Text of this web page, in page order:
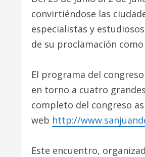
convirtiéndose las
especialistas y
de su proclamación
El programa del
en torno a cuatro
completo del congreso
web http://
Este encuentro,